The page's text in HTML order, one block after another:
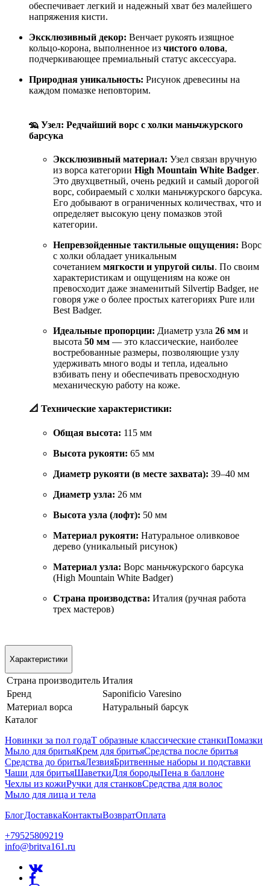
обеспечивает легкий и надежный хват без малейшего
напряжения кисти.
Эксклюзивный декор: Венчает рукоять изящное
кольцо-корона, выполненное из чистого олова,
подчеркивающее премиальный статус аксессуара.
Природная уникальность: Рисунок древесины на
каждом помазке неповторим.
🦡 Узел: Редчайший ворс с холки маньчжурского
барсука
Эксклюзивный материал: Узел связан вручную
из ворса категории High Mountain White Badger.
Это двухцветный, очень редкий и самый дорогой
ворс, собираемый с холки маньчжурского барсука.
Его добывают в ограниченных количествах, что и
определяет высокую цену помазков этой
категории.
Непревзойденные тактильные ощущения: Ворс
с холки обладает уникальным
сочетанием мягкости и упругой силы. По своим
характеристикам и ощущениям на коже он
превосходит даже знаменитый Silvertip Badger, не
говоря уже о более простых категориях Pure или
Best Badger.
Идеальные пропорции: Диаметр узла 26 мм и
высота 50 мм — это классические, наиболее
востребованные размеры, позволяющие узлу
удерживать много воды и тепла, идеально
взбивать пену и обеспечивать превосходную
механическую работу на коже.
📐 Технические характеристики:
Общая высота: 115 мм
Высота рукояти: 65 мм
Диаметр рукояти (в месте захвата): 39–40 мм
Диаметр узла: 26 мм
Высота узла (лофт): 50 мм
Материал рукояти: Натуральное оливковое
дерево (уникальный рисунок)
Материал узла: Ворс маньчжурского барсука
(High Mountain White Badger)
Страна производства: Италия (ручная работа
трех мастеров)
Характеристики
Страна производитель Италия
Бренд
Saponificio Varesino
Материал ворса
Натуральный барсук
Каталог
Новинки за пол годаТ образные классические станкиПомазки
Мыло для бритьяКрем для бритьяСредства после бритья
Средства до бритьяЛезвияБритвенные наборы и подставки
Чаши для бритьяШаветкиДля бородыПена в баллоне
Чехлы из кожиРучки для станковСредства для волос
Мыло для лица и тела
БлогДоставкаКонтактыВозвратОплата
+79525809219
info@britva161.ru